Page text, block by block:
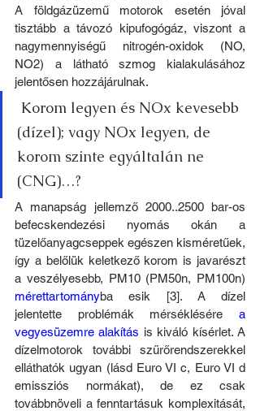
A földgázüzemű motorok esetén jóval
tisztább a távozó kipufogógáz, viszont a
nagymennyiségű nitrogén-oxidok (NO,
NO2) a látható szmog kialakulásához
jelentősen hozzájárulnak.
(dízel); vagy NOx legyen, de
korom szinte egyáltalán ne
(CNG)…?
A manapság jellemző 2000..2500 bar-os
befecskendezési nyomás okán a
tüzelőanyagcseppek egészen kisméretűek,
így a belőlük keletkező korom is javarészt
mérettartományba esik [3]. A dízel
jelentette problémák mérséklésére a
vegyesüzemre alakítás is kiváló kísérlet. A
dízelmotorok további szűrőrendszerekkel
elláthatók ugyan (lásd Euro VI c, Euro VI d
emissziós normákat), de ez csak
továbbnöveli a fenntartásuk komplexitását,